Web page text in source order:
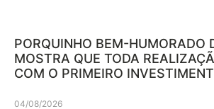
PORQUINHO BEM-HUMORADO
MOSTRA QUE TODA
COM O PRIMEIRO
04/08/2026